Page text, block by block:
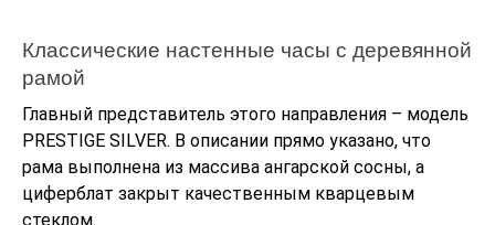
Классические настенные часы с деревянной
рамой
Главный представитель этого направления – модель
PRESTIGE SILVER. В описании прямо указано, что
рама выполнена из массива ангарской сосны, а
циферблат закрыт качественным кварцевым
стеклом.